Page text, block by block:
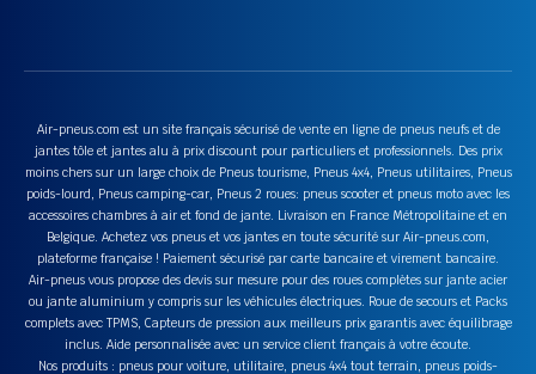
Air-pneus.com est un site français sécurisé de vente en ligne de pneus neufs et de
jantes tôle et jantes alu à prix discount pour particuliers et professionnels. Des prix
moins chers sur un large choix de Pneus tourisme, Pneus 4x4, Pneus utilitaires, Pneus
poids-lourd, Pneus camping-car, Pneus 2 roues: pneus scooter et pneus moto avec les
accessoires chambres à air et fond de jante. Livraison en France Métropolitaine et en
Belgique. Achetez vos pneus et vos jantes en toute sécurité sur Air-pneus.com,
plateforme française ! Paiement sécurisé par carte bancaire et virement bancaire.
Air-pneus vous propose des devis sur mesure pour des roues complètes sur jante acier
ou jante aluminium y compris sur les véhicules électriques. Roue de secours et Packs
complets avec TPMS, Capteurs de pression aux meilleurs prix garantis avec équilibrage
inclus. Aide personnalisée avec un service client français à votre écoute.
Nos produits : pneus pour voiture, utilitaire, pneus 4x4 tout terrain, pneus poids-